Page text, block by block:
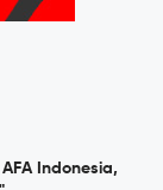
Indonesia,